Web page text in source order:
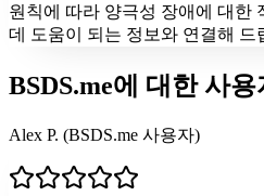
원칙에 따라 양극성 장애에 대한
데 도움이 되는 정보와 연결해 드
BSDS.me에 대한 사용
Alex P. (BSDS.me 사용자)